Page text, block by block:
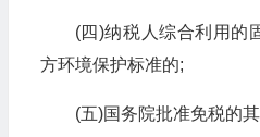
(四)纳税人综合利用的
方环境保护标准的;
(五)国务院批准免税的其